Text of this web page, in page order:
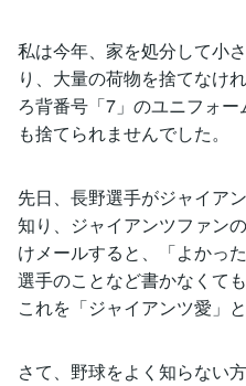
私は今年、家を処分して小
り、大量の荷物を捨てなけ
ろ背番号「7」のユニフォ
も捨てられませんでした。
先日、長野選手がジャイア
知り、ジャイアンツファン
けメールすると、「よかっ
選手のことなど書かなくて
これを「ジャイアンツ愛」と
さて、野球をよく知らない